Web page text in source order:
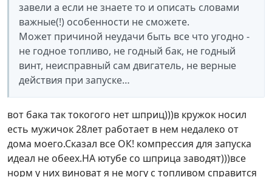
завели а если не знаете то и описать словами
важные(!) особенности не сможете.
Может причиной неудачи быть все что угодно -
не годное топливо, не годный бак, не годный
винт, неисправный сам двигатель, не верные
действия при запуске…
вот бака так токогого нет шприц)))в кружок носил
есть мужичок 28лет работает в нем недалеко от
дома моего.Сказал все ОК! компрессия для запуска
идеал не обеех.НА ютубе со шприца заводят)))все
норм у них виноват я не могу с топливом справится